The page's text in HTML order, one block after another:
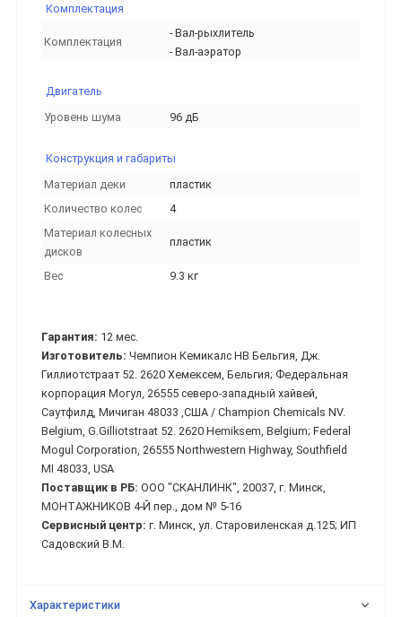
Комплектация
Комплектация
- Вал-рыхлитель
- Вал-аэратор
Двигатель
Уровень шума
96 дБ
Конструкция и габариты
Материал деки
пластик
Количество колес
4
Материал колесных
дисков
пластик
Вес 9.3 кг
Гарантия: 12 мес.
Изготовитель: Чемпион Кемикалс НВ Бельгия, Дж.
Гиллиотстраат 52. 2620 Хемексем, Бельгия; Федеральная
корпорация Могул, 26555 северо-западный хайвей,
Саутфилд, Мичиган 48033 ,США / Champion Chemicals NV.
Belgium, G.Gilliotstraat 52. 2620 Hemiksem, Belgium; Federal
Mogul Corporation, 26555 Northwestern Highway, Southfield
MI 48033, USA
Поставщик в РБ: ООО "СКАНЛИНК", 20037, г. Минск,
МОНТАЖНИКОВ 4-Й пер., дом № 5-16
Сервисный центр: г. Минск, ул. Старовиленская д.125; ИП
Садовский В.М.
Характеристики